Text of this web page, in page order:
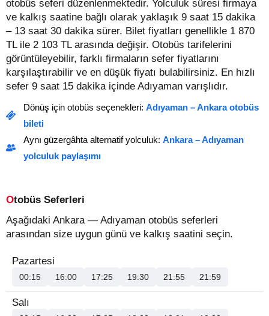
otobüs seferi düzenlenmektedir. Yolculuk süresi firmaya
ve kalkış saatine bağlı olarak yaklaşık 9 saat 15 dakika
– 13 saat 30 dakika sürer. Bilet fiyatları genellikle 1 870
TL ile 2 103 TL arasında değişir. Otobüs tarifelerini
görüntüleyebilir, farklı firmaların sefer fiyatlarını
karşılaştırabilir ve en düşük fiyatı bulabilirsiniz. En hızlı
sefer 9 saat 15 dakika içinde Adıyaman varışlıdır.
Dönüş için otobüs seçenekleri: Adıyaman – Ankara otobüs
bileti
Aynı güzergâhta alternatif yolculuk: Ankara – Adıyaman
yolculuk paylaşımı
Otobüs Seferleri
Aşağıdaki Ankara — Adıyaman otobüs seferleri
arasından size uygun günü ve kalkış saatini seçin.
Pazartesi
00:15 16:00 17:25 19:30 21:55 21:59
Salı